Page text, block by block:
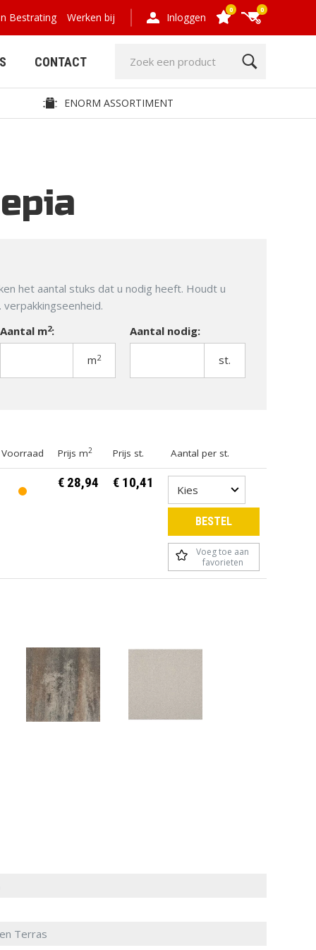
GRIND- EN
GRASPLATEN
TUINMEUBELEN TUINVERLICHTING
CONTACT
Bestrating Werken bij Inloggen
0 0
ENORM ASSORTIMENT
het aantal stuks dat u nodig heeft. Houdt u
Aantal m2:
m2
Aantal nodig:
st.
Voorraad Prijs m2 Prijs st. Aantal per st.
€ 28,94 € 10,41
BESTEL
Voeg toe aan
favorieten
Terras